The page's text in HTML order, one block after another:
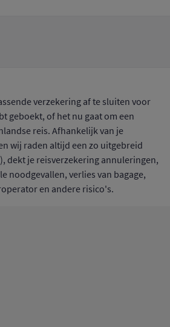
verzekering af te sluiten voor
geboekt, of het nu gaat om een
reis. Afhankelijk van je
wij raden altijd een zo uitgebreid
dekt je reisverzekering annuleringen,
noodgevallen, verlies van bagage,
en andere risico's.